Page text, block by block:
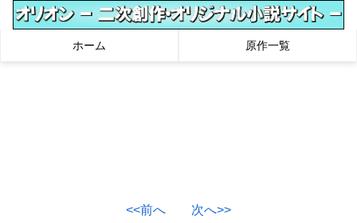
ホーム 原作一覧
<<前へ 次へ>>